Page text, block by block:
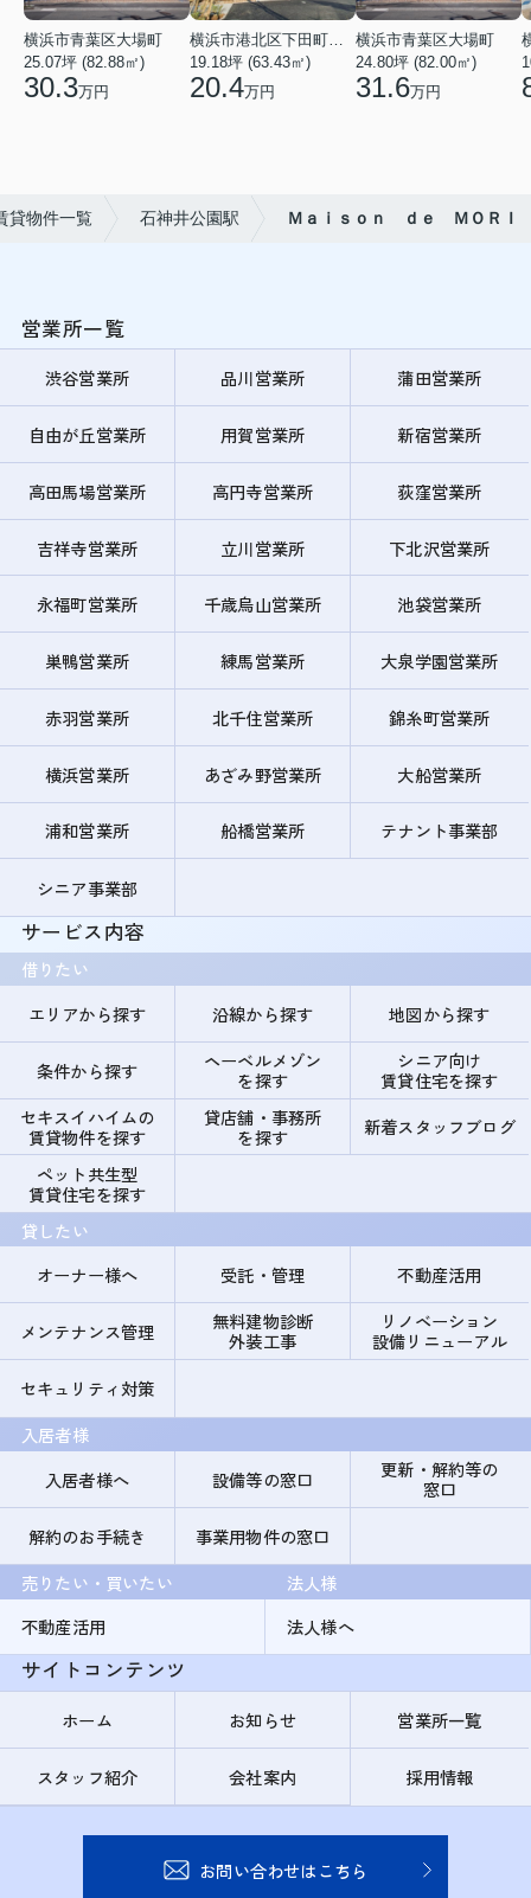
横浜市青葉区大場町
25.07坪 (82.88㎡)
30.3万円
19.18坪 (63.43㎡)
20.4万円
横浜市青葉区大場町
24.80坪 (82.00㎡)
31.6万円
貸物件一覧 石神井公園駅 Ｍａｉｓｏｎ ｄｅ ＭＯＲＩ
営業所一覧
渋谷営業所 品川営業所 蒲田営業所
自由が丘営業所 用賀営業所 新宿営業所
高田馬場営業所 高円寺営業所 荻窪営業所
吉祥寺営業所 立川営業所 下北沢営業所
永福町営業所 千歳烏山営業所 池袋営業所
巣鴨営業所 練馬営業所 大泉学園営業所
赤羽営業所 北千住営業所 錦糸町営業所
横浜営業所 あざみ野営業所 大船営業所
浦和営業所 船橋営業所 テナント事業部
シニア事業部
サービス内容
借りたい
エリアから探す
沿線から探す 地図から探す
条件から探す
ヘーベルメゾン
を探す
シニア向け
賃貸住宅を探す
セキスイハイムの
賃貸物件を探す
貸店舗・事務所
を探す
新着スタッフブログ
ペット共生型
賃貸住宅を探す
貸したい
オーナー様へ
受託・管理 不動産活用
メンテナンス管理
無料建物診断
外装工事
リノベーション
設備リニューアル
セキュリティ対策
入居者様
入居者様へ
設備等の窓口
更新・解約等の
窓口
解約のお手続き
事業用物件の窓口
売りたい・買いたい
不動産活用
法人様
法人様へ
サイトコンテンツ
ホーム お知らせ 営業所一覧
スタッフ紹介 会社案内 採用情報
お問い合わせはこちら